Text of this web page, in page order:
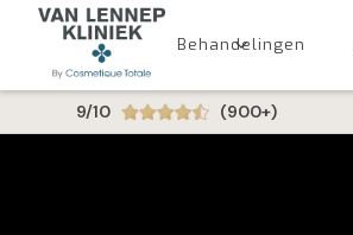
Behandelingen
9/10 (900+)